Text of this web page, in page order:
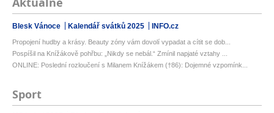
Blesk Vánoce Kalendář svátků 2025 INFO.cz
Propojení hudby a krásy. Beauty zóny vám dovolí vypadat a cítit se dob...
Pospíšil na Knížákově pohřbu: „Nikdy se nebál.“ Zmínil napjaté vztahy ...
ONLINE: Poslední rozloučení s Milanem Knížákem (†86): Dojemné vzpomínk...
Sport